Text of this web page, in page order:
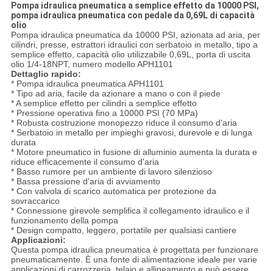
Pompa idraulica pneumatica a semplice effetto da 10000 PSI,
pompa idraulica pneumatica con pedale da 0,69L di capacità
olio
Pompa idraulica pneumatica da 10000 PSI, azionata ad aria, per
cilindri, presse, estrattori idraulici con serbatoio in metallo, tipo a
semplice effetto, capacità olio utilizzabile 0,69L, porta di uscita
olio 1/4-18NPT, numero modello APH1101
Dettaglio rapido:
* Pompa idraulica pneumatica APH1101
* Tipo ad aria, facile da azionare a mano o con il piede
* A semplice effetto per cilindri a semplice effetto
* Pressione operativa fino a 10000 PSI (70 MPa)
* Robusta costruzione monopezzo riduce il consumo d'aria
* Serbatoio in metallo per impieghi gravosi, durevole e di lunga
durata
* Motore pneumatico in fusione di alluminio aumenta la durata e
riduce efficacemente il consumo d'aria
* Basso rumore per un ambiente di lavoro silenzioso
* Bassa pressione d'aria di avviamento
* Con valvola di scarico automatica per protezione da
sovraccarico
* Connessione girevole semplifica il collegamento idraulico e il
funzionamento della pompa
* Design compatto, leggero, portatile per qualsiasi cantiere
Applicazioni:
Questa pompa idraulica pneumatica è progettata per funzionare
pneumaticamente. È una fonte di alimentazione ideale per varie